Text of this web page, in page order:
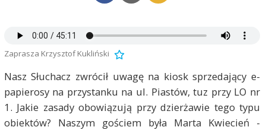
Zaprasza Krzysztof Kukliński
Nasz Słuchacz zwrócił uwagę na kiosk sprzedający e-
papierosy na przystanku na ul. Piastów, tuz przy LO nr
1. Jakie zasady obowiązują przy dzierżawie tego typu
obiektów? Naszym gościem była Marta Kwiecień -